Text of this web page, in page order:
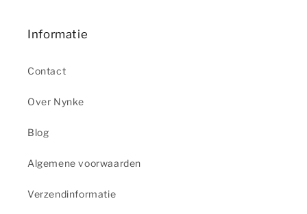
Informatie
Contact
Over Nynke
Blog
Algemene voorwaarden
Verzendinformatie